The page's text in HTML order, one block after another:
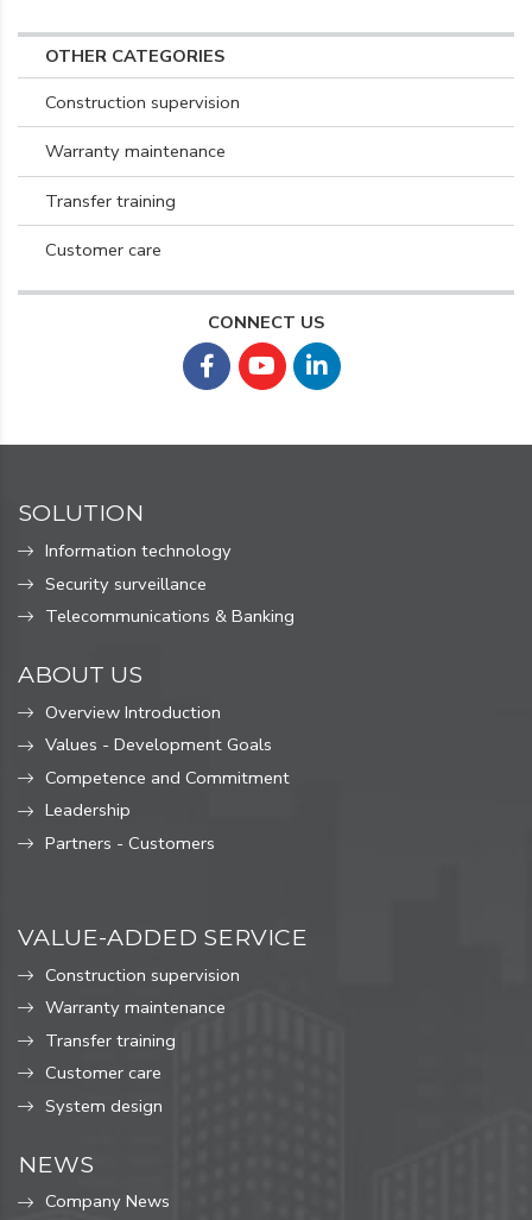
OTHER CATEGORIES
Construction supervision
Warranty maintenance
Transfer training
Customer care
CONNECT US
SOLUTION
Information technology
Security surveillance
Telecommunications & Banking
ABOUT US
Overview Introduction
Values ​​- Development Goals
Competence and Commitment
Leadership
Partners - Customers
VALUE-ADDED SERVICE
Construction supervision
Warranty maintenance
Transfer training
Customer care
System design
NEWS
Company News